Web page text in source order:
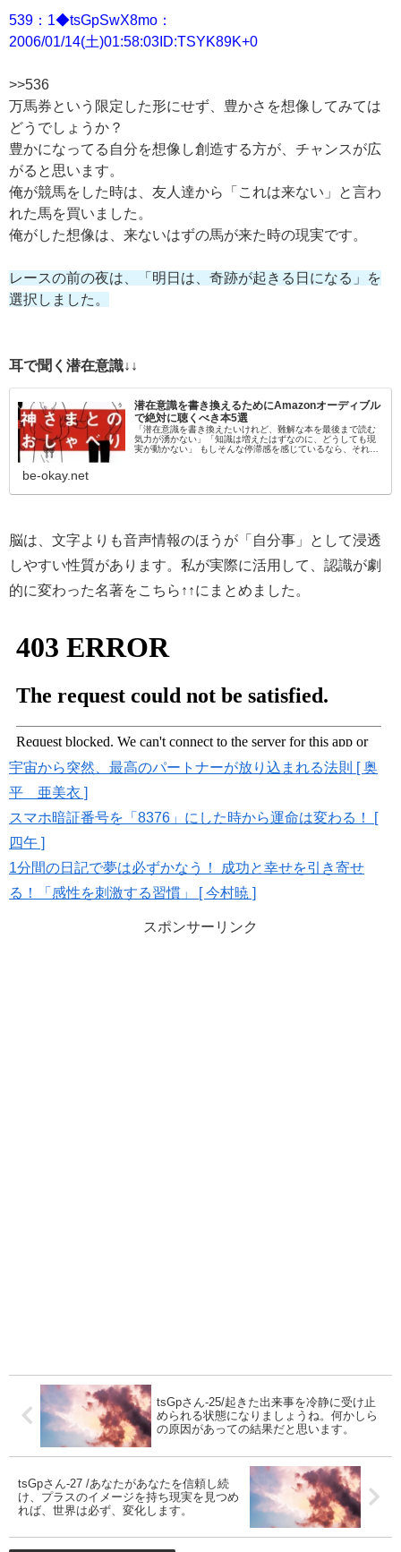
539：1◆tsGpSwX8mo：
2006/01/14(土)01:58:03ID:TSYK89K+0
>>536
万馬券という限定した形にせず、豊かさを想像してみては
どうでしょうか？
豊かになってる自分を想像し創造する方が、チャンスが広
がると思います。
俺が競馬をした時は、友人達から「これは来ない」と言わ
れた馬を買いました。
俺がした想像は、来ないはずの馬が来た時の現実です。
レースの前の夜は、「明日は、奇跡が起きる日になる」を
選択しました。
耳で聞く潜在意識↓↓
潜在意識を書き換えるためにAmazonオーディブル
で絶対に聴くべき本5選
「潜在意識を書き換えたいけれど、難解な本を最後まで読む
気力が湧かない」「知識は増えたはずなのに、どうしても現
実が動かない」 もしそんな停滞感を感じているなら、それは
be-okay.net
脳は、文字よりも音声情報のほうが「自分事」として浸透
しやすい性質があります。私が実際に活用して、認識が劇
的に変わった名著をこちら↑↑にまとめました。
宇宙から突然、最高のパートナーが放り込まれる法則 [ 奥
平 亜美衣 ]
スマホ暗証番号を「8376」にした時から運命は変わる！ [
四午 ]
1分間の日記で夢は必ずかなう！ 成功と幸せを引き寄せ
る！「感性を刺激する習慣」 [ 今村暁 ]
スポンサーリンク
tsGpさん-25/起きた出来事を冷静に受け止
められる状態になりましょうね。何かしら
の原因があっての結果だと思います。
tsGpさん-27 /あなたがあなたを信頼し続
け、プラスのイメージを持ち現実を見つめ
れば、世界は必ず、変化します。